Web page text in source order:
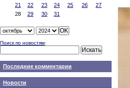
21
22 23 24 25 26
27
28
29 30 31
Поиск по новостям:
Последние комментарии
Новости